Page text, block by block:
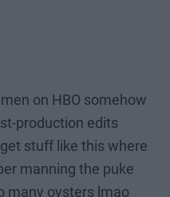
on HBO somehow
production edits
stuff like this where
manning the puke
many oysters lmao